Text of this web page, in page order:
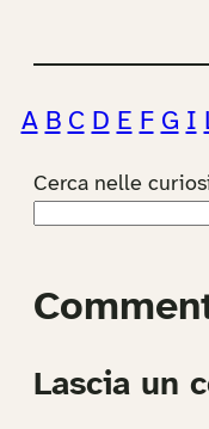
A B C D E F G I
Cerca nelle
Lascia un